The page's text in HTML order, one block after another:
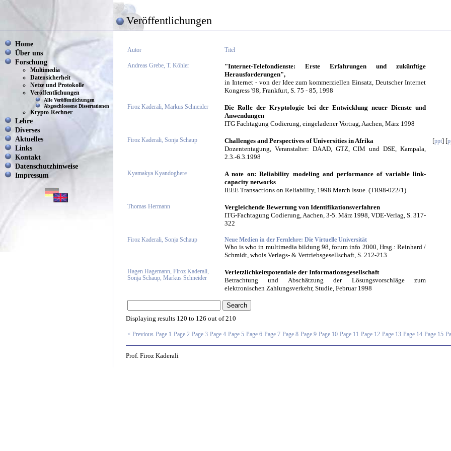
Veröffentlichungen
Home
Über uns
Forschung
Multimedia
Datensicherheit
Netze und Protokolle
Veröffentlichungen
Alle Veröffentlichungen
Abgeschlossene Dissertationen
Krypto-Rechner
Lehre
Diverses
Aktuelles
Links
Kontakt
Datenschutzhinweise
Impressum
Autor Titel
Andreas Grebe, T. Köhler
"Internet-Telefondienste: Erste Erfahrungen und zukünftige
Herausforderungen",
in Internet - von der Idee zum kommerziellen Einsatz, Deutscher Internet
Kongress '98, Frankfurt, S. 75 - 85, 1998
Firoz Kaderali, Markus Schneider
Die Rolle der Kryptologie bei der Entwicklung neuer Dienste und
Anwendungen
ITG Fachtagung Codierung, eingeladener Vortrag, Aachen, März 1998
Firoz Kaderali, Sonja Schaup
Challenges and Perspectives of Universities in Afrika
Dozententagung, Veranstalter: DAAD, GTZ, CIM und DSE, Kampala,
2.3.-6.3.1998
[ppt] [
Kyamakya Kyandoghere
A note on: Reliability modeling and performance of variable link-
capacity networks
IEEE Transactions on Reliability, 1998 March Issue. (TR98-022/1)
Thomas Hermann
Vergleichende Bewertung von Identifikationsverfahren
ITG-Fachtagung Codierung, Aachen, 3-5. März 1998, VDE-Verlag, S. 317-
322
Firoz Kaderali, Sonja Schaup Neue Medien in der Fernlehre: Die Virtuelle Universität
Who is who in multimedia bildung 98, forum info 2000, Hrsg.: Reinhard /
Schmidt, whois Verlags- & Vertriebsgesellschaft, S. 212-213
Hagen Hagemann, Firoz Kaderali,
Sonja Schaup, Markus Schneider
Verletzlichkeitspotentiale der Informationsgesellschaft
Betrachtung und Abschätzung der Lösungsvorschläge zum
elektronischen Zahlungsverkehr, Studie, Februar 1998
Displaying results 120 to 126 out of210
< Previous Page 1 Page 2 Page 3 Page 4 Page 5 Page 6 Page 7 Page 8 Page 9 Page 10 Page 11 Page 12 Page 13 Page 14 Page 15
Prof. Firoz Kaderali